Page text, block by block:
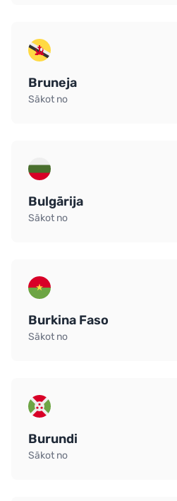
Bruneja
Sākot no
Bulgārija
Sākot no
Burkina Faso
Sākot no
Burundi
Sākot no